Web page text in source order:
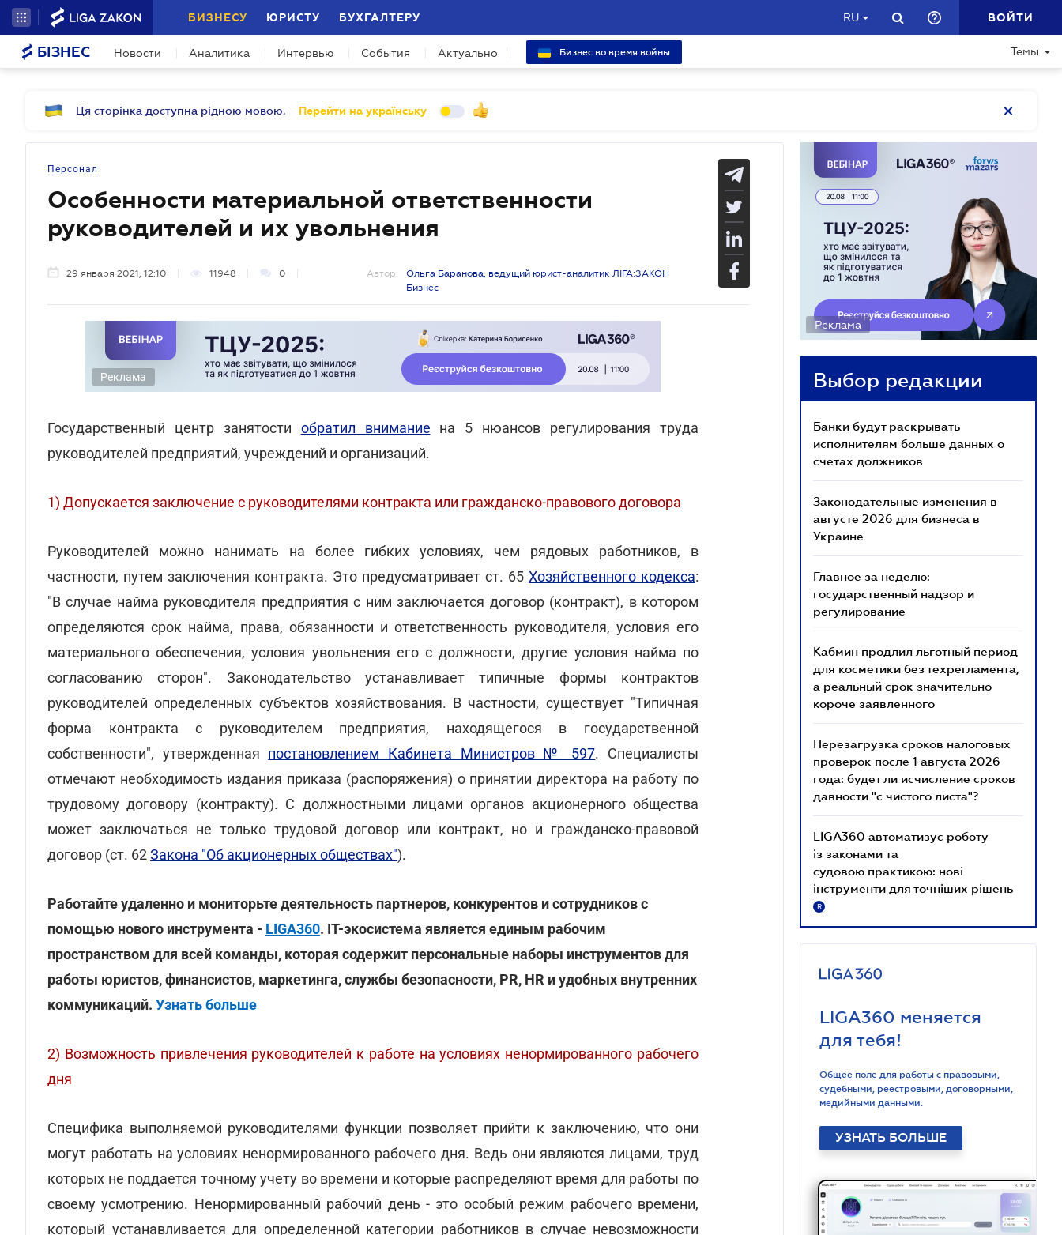
БИЗНЕСУ ЮРИСТУ БУХГАЛТЕРУ RU ВОЙТИ
БІЗНЕС Новости Аналитика Интервью События Актуально Бизнес во время войны Темы
Ця сторінка доступна рідною мовою. Перейти на українську
Персонал
Особенности материальной ответственности
руководителей и их увольнения
29 января 2021, 12:10 11948 0 Автор:
Ольга Баранова, ведущий юрист-аналитик ЛІГА:ЗАКОН
Бизнес
Реклама
Государственный центр занятости обратил внимание на 5 нюансов регулирования труда
руководителей предприятий, учреждений и организаций.
1) Допускается заключение с руководителями контракта или гражданско-правового договора
Руководителей можно нанимать на более гибких условиях, чем рядовых работников, в
частности, путем заключения контракта. Это предусматривает ст. 65 Хозяйственного кодекса:
"В случае найма руководителя предприятия с ним заключается договор (контракт), в котором
определяются срок найма, права, обязанности и ответственность руководителя, условия его
материального обеспечения, условия увольнения его с должности, другие условия найма по
согласованию сторон". Законодательство устанавливает типичные формы контрактов
руководителей определенных субъектов хозяйствования. В частности, существует "Типичная
форма контракта с руководителем предприятия, находящегося в государственной
собственности", утвержденная постановлением Кабинета Министров № 597. Специалисты
отмечают необходимость издания приказа (распоряжения) о принятии директора на работу по
трудовому договору (контракту). С должностными лицами органов акционерного общества
может заключаться не только трудовой договор или контракт, но и гражданско-правовой
договор (ст. 62Закона "Об акционерных обществах").
Работайте удаленно и мониторьте деятельность партнеров, конкурентов и сотрудников с
помощью нового инструмента - LIGA360. IT-экосистема является единым рабочим
пространством для всей команды, которая содержит персональные наборы инструментов для
работы юристов, финансистов, маркетинга, службы безопасности, PR, HR и удобных внутренних
коммуникаций. Узнать больше
2) Возможность привлечения руководителей к работе на условиях ненормированного рабочего
дня
Специфика выполняемой руководителями функции позволяет прийти к заключению, что они
могут работать на условиях ненормированного рабочего дня. Ведь они являются лицами, труд
которых не поддается точному учету во времени и которые распределяют время для работы по
своему усмотрению. Ненормированный рабочий день - это особый режим рабочего времени,
который устанавливается для определенной категории работников в случае невозможности
Реклама
Выбор редакции
Банки будут раскрывать
исполнителям больше данных о
счетах должников
Законодательные изменения в
августе 2026 для бизнеса в
Украине
Главное за неделю:
государственный надзор и
регулирование
Кабмин продлил льготный период
для косметики без техрегламента,
а реальный срок значительно
короче заявленного
Перезагрузка сроков налоговых
проверок после 1 августа 2026
года: будет ли исчисление сроков
давности "с чистого листа"?
LIGA360 автоматизує роботу
із законами та
судовою практикою: нові
інструменти для точніших рішень
R
LIGA360 меняется
для тебя!
Общее поле для работы с правовыми,
судебными, реестровыми, договорными,
медийными данными.
УЗНАТЬ БОЛЬШЕ